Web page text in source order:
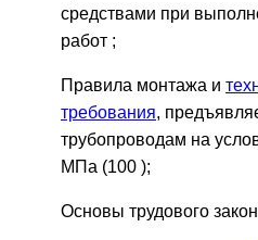
средствами при
работ ;
Правила монтажа и
требования,
трубопроводам на
МПа (100 );
Основы трудового